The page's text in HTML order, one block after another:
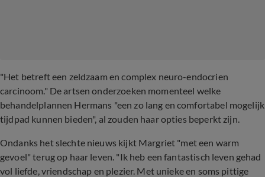
"Het betreft een zeldzaam en complex neuro-endocrien
carcinoom." De artsen onderzoeken momenteel welke
behandelplannen Hermans "een zo lang en comfortabel mogelijk
tijdpad kunnen bieden", al zouden haar opties beperkt zijn.
Ondanks het slechte nieuws kijkt Margriet "met een warm
gevoel" terug op haar leven. "Ik heb een fantastisch leven gehad
vol liefde, vriendschap en plezier. Met unieke en soms pittige